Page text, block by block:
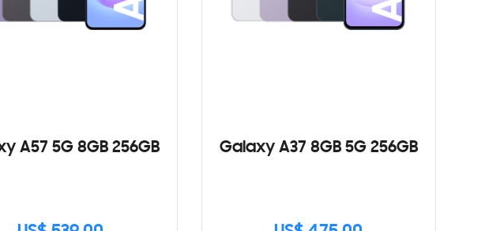
A57 5G 8GB 256GB Galaxy A37 8GB 5G 256GB